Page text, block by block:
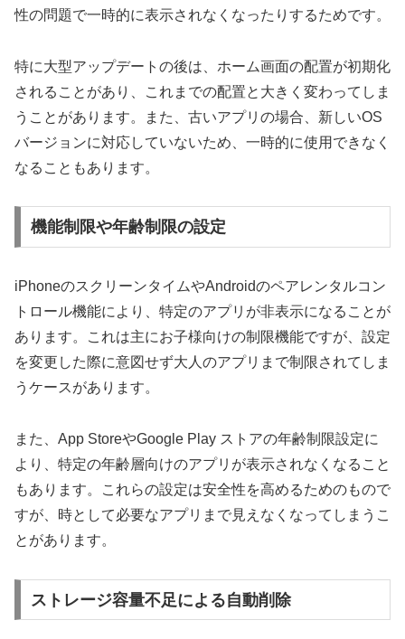
性の問題で一時的に表示されなくなったりするためです。
特に大型アップデートの後は、ホーム画面の配置が初期化
されることがあり、これまでの配置と大きく変わってしま
うことがあります。また、古いアプリの場合、新しいOS
バージョンに対応していないため、一時的に使用できなく
なることもあります。
機能制限や年齢制限の設定
iPhoneのスクリーンタイムやAndroidのペアレンタルコン
トロール機能により、特定のアプリが非表示になることが
あります。これは主にお子様向けの制限機能ですが、設定
を変更した際に意図せず大人のアプリまで制限されてしま
うケースがあります。
また、App StoreやGoogle Play ストアの年齢制限設定に
より、特定の年齢層向けのアプリが表示されなくなること
もあります。これらの設定は安全性を高めるためのもので
すが、時として必要なアプリまで見えなくなってしまうこ
とがあります。
ストレージ容量不足による自動削除